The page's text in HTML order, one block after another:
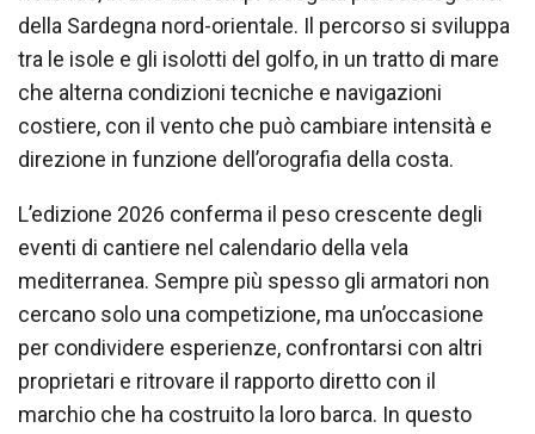
della Sardegna nord-orientale. Il percorso si sviluppa
tra le isole e gli isolotti del golfo, in un tratto di mare
che alterna condizioni tecniche e navigazioni
costiere, con il vento che può cambiare intensità e
direzione in funzione dell’orografia della costa.
L’edizione 2026 conferma il peso crescente degli
eventi di cantiere nel calendario della vela
mediterranea. Sempre più spesso gli armatori non
cercano solo una competizione, ma un’occasione
per condividere esperienze, confrontarsi con altri
proprietari e ritrovare il rapporto diretto con il
marchio che ha costruito la loro barca. In questo